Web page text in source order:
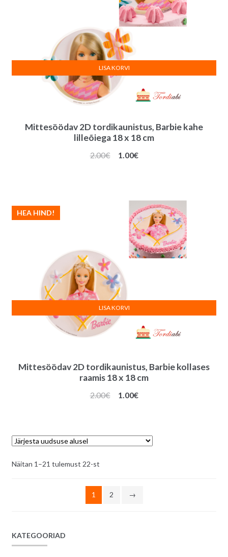
Mittesöödav 2D tordikaunistus, Barbie kahe
lilleõiega 18 x 18 cm
2.00€
Algne
1.00€Praegune
LISA KORVI
Mittesöödav 2D tordikaunistus, Barbie kollases
raamis 18 x 18 cm
HEA HIND!
2.00€
Algne
1.00€Praegune
LISA KORVI
Näitan 1–21 tulemust 22-stSorditud
järgi
1
2 →
KATEGOORIAD